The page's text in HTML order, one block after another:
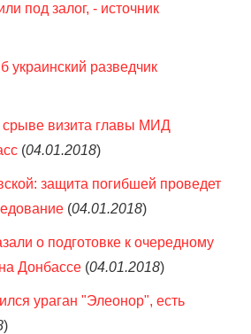
под залог, - источник
украинский разведчик
срыве визита главы МИД
(04.01.2018)
защита погибшей проведет
(04.01.2018)
о подготовке к очередному
Донбассе (04.01.2018)
ураган "Элеонор", есть
)